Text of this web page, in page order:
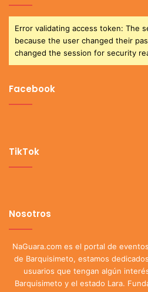
Error validating access token: The
because the user changed their
changed the session for security
Facebook
TikTok
Nosotros
NaGuara.com es el portal de
de Barquisimeto, estamos
usuarios que tengan algún
Barquisimeto y el estado Lara.